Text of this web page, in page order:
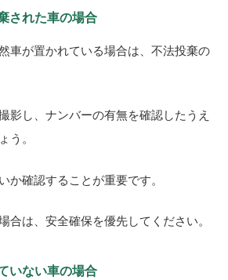
された車の場合
車が置かれている場合は、不法投棄の
影し、ナンバーの有無を確認したうえ
う。
か確認することが重要です。
合は、安全確保を優先してください。
いない車の場合